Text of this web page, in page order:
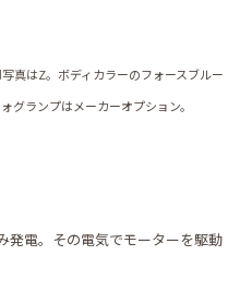
真はZ。ボディカラーのフォースブルー
グランプはメーカーオプション。
発電。その電気でモーターを駆動